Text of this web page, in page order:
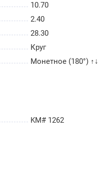
10.70
2.40
28.30
Круг
Монетное (180°) ↑↓
KM# 1262